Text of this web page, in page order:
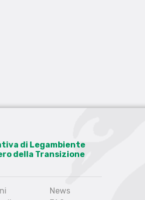
di Legambiente
della Transizione
News